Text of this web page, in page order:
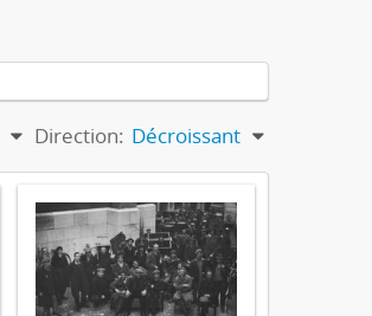
Direction: Décroissant